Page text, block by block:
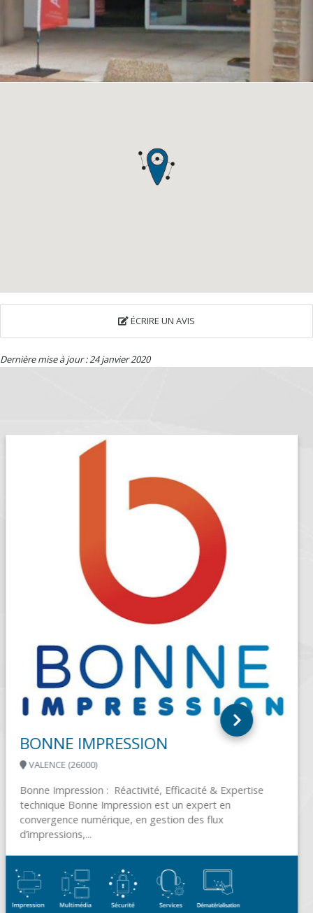
ÉCRIRE UN AVIS
Dernière mise à jour : 24 janvier 2020
CLICZEN
VILLEFRANCHE SUR SAÔNE (69400)
clicZen® propose de nombreuses prestations de
services informatiques, sur site ou dans ses locaux, pour
accompagner ses clients au quotidien dans...